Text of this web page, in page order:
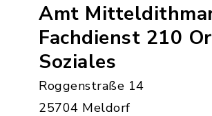
Amt
Fachdienst 210
Soziales
Roggenstraße 14
25704 Meldorf